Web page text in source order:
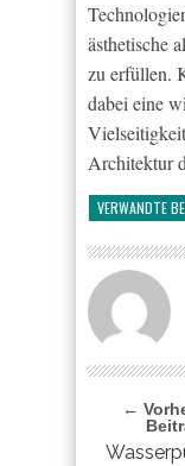
ästhetische
zu erfüllen.
dabei eine
Architektur
VERWANDTE
←